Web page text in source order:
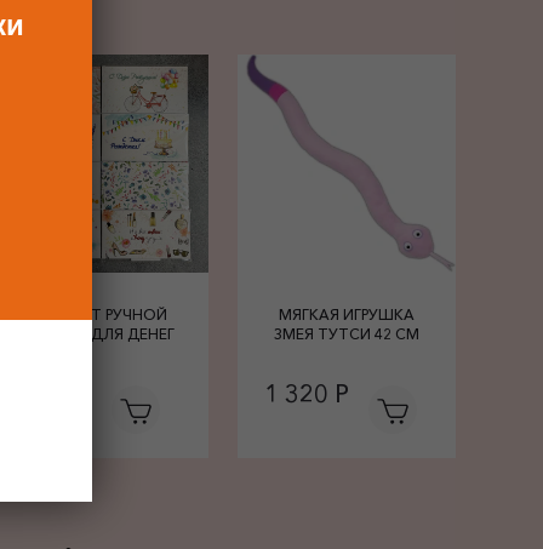
КОНВЕРТ РУЧНОЙ
РАБОТЫ ДЛЯ ДЕНЕГ
МЯГКАЯ ИГРУШКА
ЗМЕЯ ТУТСИ 42 СМ
1 320 Р